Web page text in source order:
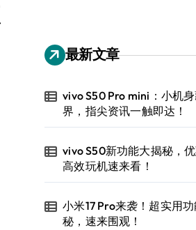
最新文章
vivo S50 Pro mini：小机
界，指尖资讯一触即达！
vivo S50新功能大揭秘，优
高效玩机速来看！
小米17 Pro来袭！超实用
秘，速来围观！